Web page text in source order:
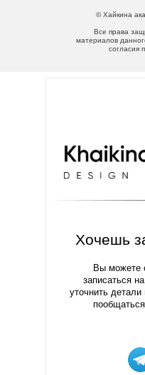
© Хайкина
Все права
материалов
согласия
Хочешь
Вы можете
записаться
уточнить